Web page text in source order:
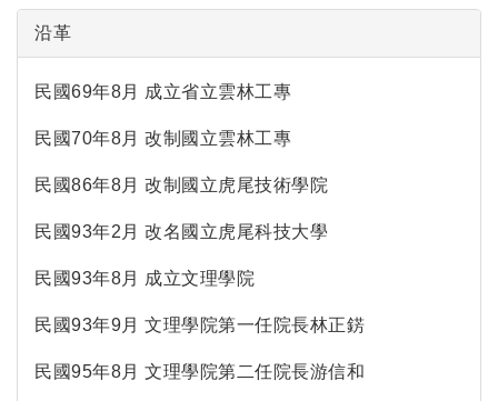
沿革
民國69年8月 成立省立雲林工專
民國70年8月 改制國立雲林工專
民國86年8月 改制國立虎尾技術學院
民國93年2月 改名國立虎尾科技大學
民國93年8月 成立文理學院
民國93年9月 文理學院第一任院長林正錺
民國95年8月 文理學院第二任院長游信和